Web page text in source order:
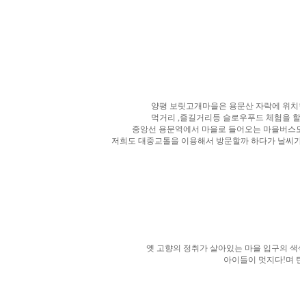
양평 보릿고개마을은 용문산 자락에 위
먹거리 ,즐길거리등 슬로우푸드 체험을
중앙선 용문역에서 마을로 들어오는 마을버
저희도 대중교톨을 이용해서 방문할까 하다가 날씨
옛 고향의 정취가 살아있는 마을 입구의
아이들이 멋지다!며